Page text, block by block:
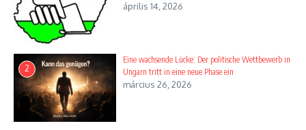
április 14, 2026
2
Eine wachsende Lücke: Der politische Wettbewerb in
Ungarn tritt in eine neue Phase ein
március 26, 2026